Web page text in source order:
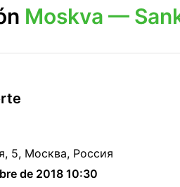
Moskva —
5, Москва, Россия
de 2018 10:30